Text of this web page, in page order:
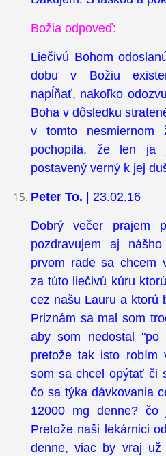
Božia odpoveď:
Liečivú Bohom
dobu v Božiu
napĺňať, nakoľko
Boha v dôsledku
v tomto nesmiernom
pochopila, že len ja
postavený verný k jej
Peter To. | 23.02.16
Dobrý večer prajem
pozdravujem aj
prvom rade sa chcem
za túto liečivú kúru
cez našu Lauru a ktorú
Priznám sa mal som
aby som nedostal
pretože tak isto robím
som sa chcel opýtať či
čo sa týka dávkovania
12000 mg denne?
Pretože naši lekárnici
denne, viac by vraj